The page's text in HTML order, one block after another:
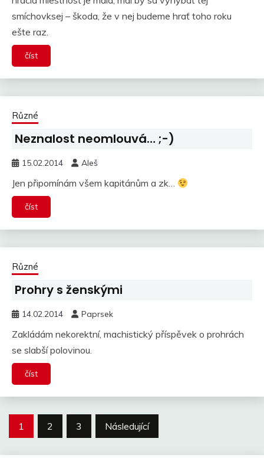
smíchovksej – škoda, že v nej budeme hrať toho roku
ešte raz.
číst
Různé
Neznalost neomlouvá… ;-)
15.02.2014 Aleš
Jen připomínám všem kapitánům a zk…
číst
Různé
Prohry s ženskými
14.02.2014 Paprsek
Zakládám nekorektní, machistický příspěvek o prohrách
se slabší polovinou.
číst
příspěvků
1 2 3 Následující